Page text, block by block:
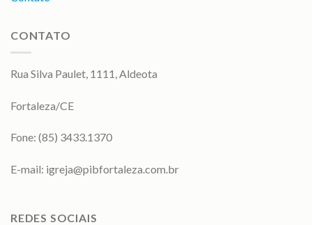
CONTATO
Rua Silva Paulet, 1111, Aldeota
Fortaleza/CE
Fone: (85) 3433.1370
E-mail: igreja@pibfortaleza.com.br
REDES SOCIAIS